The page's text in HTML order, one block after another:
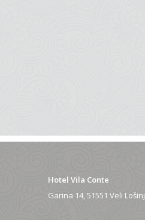
Hotel Vila Conte
Garina 14, 51551 Veli Lošinj